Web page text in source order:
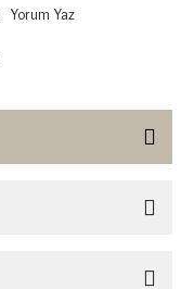
Yorum Yaz